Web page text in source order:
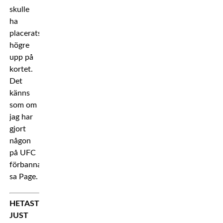
skulle
ha
placerats
högre
upp på
kortet.
Det
känns
som om
jag har
gjort
någon
på UFC
förbannad,
sa Page.
HETAST
JUST